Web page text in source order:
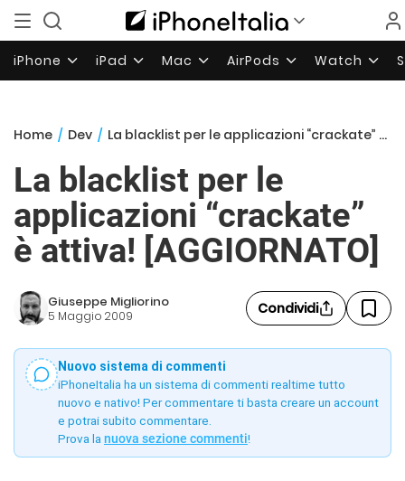
iPhone iPad Mac AirPods Watch
Home / Dev / La blacklist per le applicazioni “crackate” è attiva! [AGGIORNATO]
La blacklist per le
applicazioni “crackate”
è attiva! [AGGIORNATO]
Giuseppe Migliorino
5 Maggio 2009 Condividi
Nuovo sistema di commenti
iPhoneItalia ha un sistema di commenti realtime tutto
nuovo e nativo! Per commentare ti basta creare un account
e potrai subito commentare.
Prova la nuova sezione commenti!